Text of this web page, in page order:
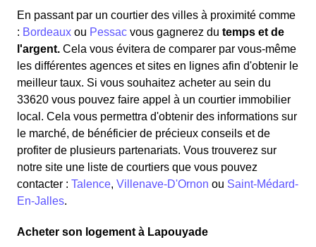
En passant par un courtier des villes à proximité comme
: Bordeaux ou Pessac vous gagnerez du temps et de
l'argent. Cela vous évitera de comparer par vous-même
les différentes agences et sites en lignes afin d'obtenir le
meilleur taux. Si vous souhaitez acheter au sein du
33620 vous pouvez faire appel à un courtier immobilier
local. Cela vous permettra d'obtenir des informations sur
le marché, de bénéficier de précieux conseils et de
profiter de plusieurs partenariats. Vous trouverez sur
notre site une liste de courtiers que vous pouvez
contacter : Talence, Villenave-D'Ornon ou Saint-Médard-
En-Jalles.
Acheter son logement à Lapouyade